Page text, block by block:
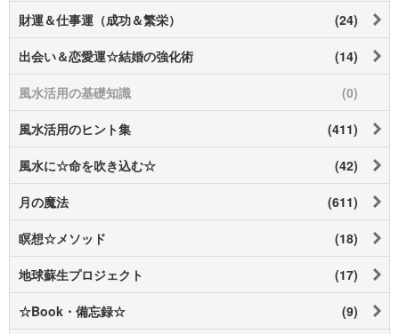
財運＆仕事運（成功＆繁栄） (24)
出会い＆恋愛運☆結婚の強化術 (14)
風水活用の基礎知識 (0)
風水活用のヒント集 (411)
風水に☆命を吹き込む☆ (42)
月の魔法 (611)
瞑想☆メソッド (18)
地球蘇生プロジェクト (17)
☆Book・備忘録☆ (9)